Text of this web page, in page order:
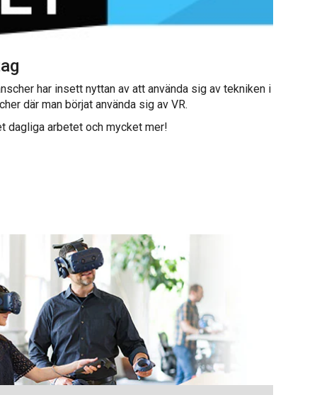
har insett nyttan av att använda sig av tekniken i
där man börjat använda sig av VR.
dagliga arbetet och mycket mer!